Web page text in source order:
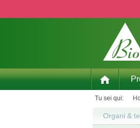
Tu sei qui:
Organi &